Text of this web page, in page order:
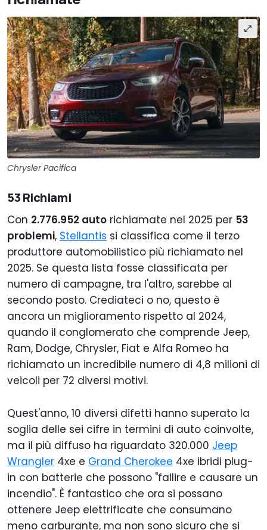
Chrysler Pacifica
53 Richiami
Con 2.776.952 auto richiamate nel 2025 per 53
problemi, Stellantis si classifica come il terzo
produttore automobilistico più richiamato nel
2025. Se questa lista fosse classificata per
numero di campagne, tra l'altro, sarebbe al
secondo posto. Crediateci o no, questo è
ancora un miglioramento rispetto al 2024,
quando il conglomerato che comprende Jeep,
Ram, Dodge, Chrysler, Fiat e Alfa Romeo ha
richiamato un incredibile numero di 4,8 milioni di
veicoli per 72 diversi motivi.
Quest'anno, 10 diversi difetti hanno superato la
soglia delle sei cifre in termini di auto coinvolte,
ma il più diffuso ha riguardato 320.000 Jeep
Wrangler 4xe e Grand Cherokee 4xe ibridi plug-
in con batterie che possono "fallire e causare un
incendio". È fantastico che ora si possano
ottenere Jeep elettrificate che consumano
meno carburante, ma non sono sicuro che si